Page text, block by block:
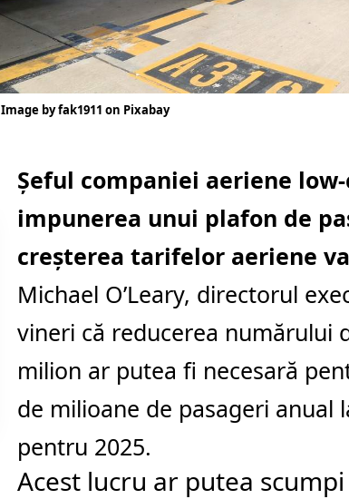
Image by fak1911 on Pixabay
Șeful companiei aeriene
impunerea unui plafon de
creșterea tarifelor aeriene
Michael O’Leary, directorul
vineri că reducerea numărului
milion ar putea fi necesară
de milioane de pasageri
pentru 2025.
Acest lucru ar putea